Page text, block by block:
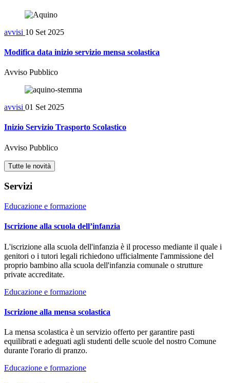
avvisi 10 Set 2025
Modifica data inizio servizio mensa scolastica
Avviso Pubblico
avvisi 01 Set 2025
Inizio Servizio Trasporto Scolastico
Avviso Pubblico
Tutte le novità
Servizi
Educazione e formazione
Iscrizione alla scuola dell’infanzia
L'iscrizione alla scuola dell'infanzia è il processo mediante il quale i
genitori o i tutori legali richiedono ufficialmente l'ammissione del
proprio bambino alla scuola dell'infanzia comunale o strutture
private accreditate.
Educazione e formazione
Iscrizione alla mensa scolastica
La mensa scolastica è un servizio offerto per garantire pasti
equilibrati e adeguati agli studenti delle scuole del nostro Comune
durante l'orario di pranzo.
Educazione e formazione